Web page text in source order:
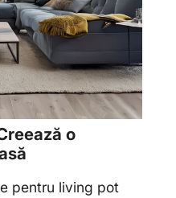
o
pentru living pot